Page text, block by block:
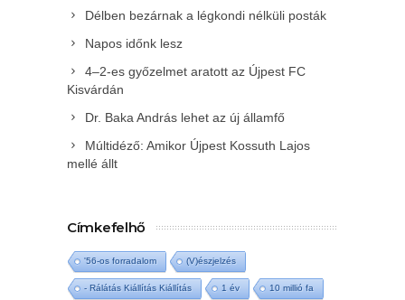
Délben bezárnak a légkondi nélküli posták
Napos időnk lesz
4–2-es győzelmet aratott az Újpest FC
Kisvárdán
Dr. Baka András lehet az új államfő
Múltidéző: Amikor Újpest Kossuth Lajos
mellé állt
Címkefelhő
'56-os forradalom (V)észjelzés
- Rálátás Kiállítás Kiállítás 1 év 10 millió fa